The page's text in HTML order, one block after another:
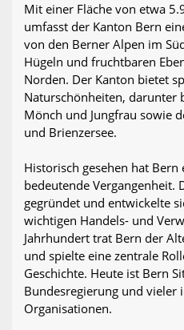
Mit einer Fläche von etwa
umfasst der Kanton Bern
von den Berner Alpen im
Hügeln und fruchtbaren
Norden. Der Kanton bietet
Naturschönheiten, darunter
Mönch und Jungfrau sowie
und Brienzersee.
Historisch gesehen hat Bern
bedeutende Vergangenheit.
gegründet und entwickelte
wichtigen Handels- und
Jahrhundert trat Bern der
und spielte eine zentrale
Geschichte. Heute ist Bern
Bundesregierung und vieler
Organisationen.